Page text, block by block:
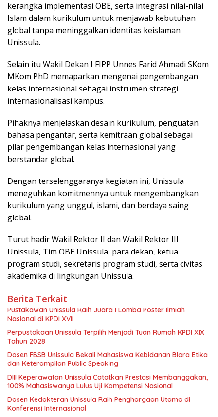
kerangka implementasi OBE, serta integrasi nilai-nilai
Islam dalam kurikulum untuk menjawab kebutuhan
global tanpa meninggalkan identitas keislaman
Unissula.
Selain itu Wakil Dekan I FIPP Unnes Farid Ahmadi SKom
MKom PhD memaparkan mengenai pengembangan
kelas internasional sebagai instrumen strategi
internasionalisasi kampus.
Pihaknya menjelaskan desain kurikulum, penguatan
bahasa pengantar, serta kemitraan global sebagai
pilar pengembangan kelas internasional yang
berstandar global.
Dengan terselenggaranya kegiatan ini, Unissula
meneguhkan komitmennya untuk mengembangkan
kurikulum yang unggul, islami, dan berdaya saing
global.
Turut hadir Wakil Rektor II dan Wakil Rektor III
Unissula, Tim OBE Unissula, para dekan, ketua
program studi, sekretaris program studi, serta civitas
akademika di lingkungan Unissula.
Berita Terkait
Pustakawan Unissula Raih Juara I Lomba Poster Ilmiah
Nasional di KPDI XVII
Perpustakaan Unissula Terpilih Menjadi Tuan Rumah KPDI XIX
Tahun 2028
Dosen FBSB Unissula Bekali Mahasiswa Kebidanan Blora Etika
dan Keterampilan Public Speaking
DIII Keperawatan Unissula Catatkan Prestasi Membanggakan,
100% Mahasiswanya Lulus Uji Kompetensi Nasional
Dosen Kedokteran Unissula Raih Penghargaan Utama di
Konferensi Internasional